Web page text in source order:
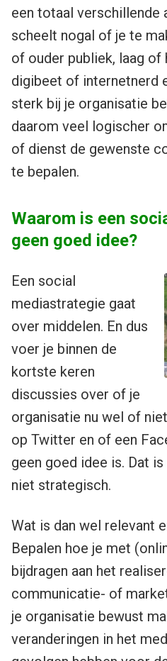
een totaal verschillende
scheelt nogal of je te
of ouder publiek, laag of
digibeet of internetnerd
sterk bij je organisatie
daarom veel logischer
of dienst de gewenste
te bepalen.
Waarom is een
geen goed idee?
Een social
mediastrategie gaat
over middelen. En dus
voer je binnen de
kortste keren
discussies over of je
organisatie nu wel of
op Twitter en of een
geen goed idee is. Dat
niet strategisch.
Wat is dan wel relevant
Bepalen hoe je met
bijdragen aan het
communicatie- of
je organisatie bewust
veranderingen in het